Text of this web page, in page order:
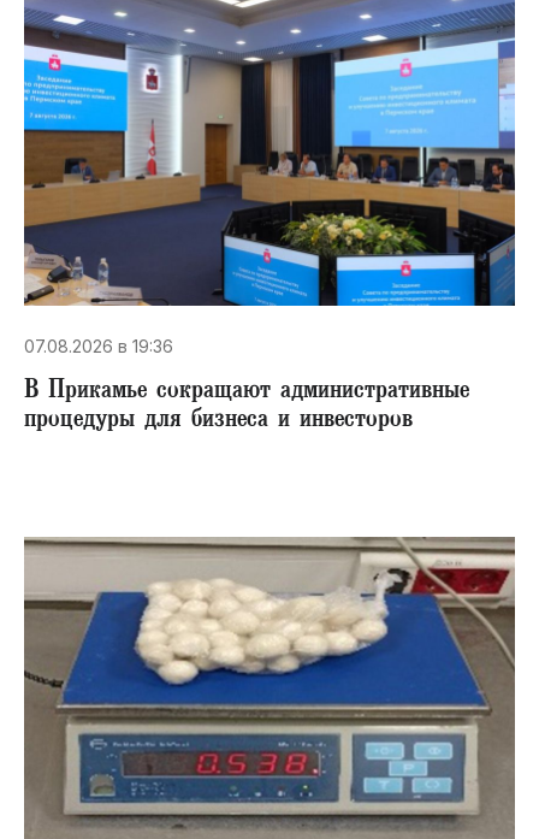
07.08.2026 в 19:36
В Прикамье сокращают административные
процедуры для бизнеса и инвесторов